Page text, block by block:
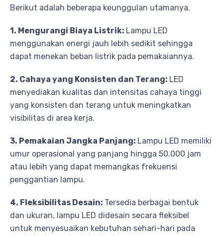
Berikut adalah beberapa keunggulan utamanya.
1. Mengurangi Biaya Listrik: Lampu LED
menggunakan energi jauh lebih sedikit sehingga
dapat menekan beban listrik pada pemakaiannya.
2. Cahaya yang Konsisten dan Terang: LED
menyediakan kualitas dan intensitas cahaya tinggi
yang konsisten dan terang untuk meningkatkan
visibilitas di area kerja.
3. Pemakaian Jangka Panjang: Lampu LED memiliki
umur operasional yang panjang hingga 50.000 jam
atau lebih yang dapat memangkas frekuensi
penggantian lampu.
4. Fleksibilitas Desain: Tersedia berbagai bentuk
dan ukuran, lampu LED didesain secara fleksibel
untuk menyesuaikan kebutuhan sehari-hari pada